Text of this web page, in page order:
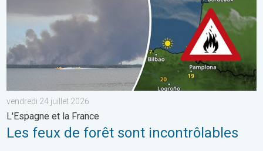
vendredi 24 juillet 2026
L'Espagne et la France
Les feux de forêt sont incontrôlables